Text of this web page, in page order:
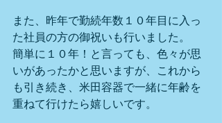
また、昨年で勤続年数１０年目に入っ
た社員の方の御祝いも行いました。
簡単に１０年！と言っても、色々が思
いがあったかと思いますが、これから
も引き続き、米田容器で一緒に年齢を
重ねて行けたら嬉しいです。